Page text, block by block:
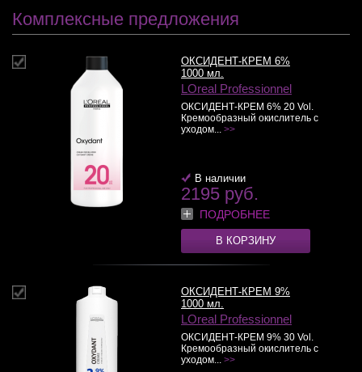
Комплексные предложения
ОКСИДЕНТ-КРЕМ 6%
1000 мл.
LOreal Professionnel
ОКСИДЕНТ-КРЕМ 6% 20 Vol.
Кремообразный окислитель с
уходом... >>
В наличии
2195 руб.
ПОДРОБНЕЕ
В КОРЗИНУ
ОКСИДЕНТ-КРЕМ 9%
1000 мл.
LOreal Professionnel
ОКСИДЕНТ-КРЕМ 9% 30 Vol.
Кремообразный окислитель с
уходом... >>